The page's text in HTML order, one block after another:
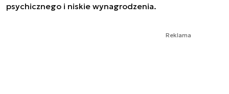
psychicznego i niskie wynagrodzenia.
Reklama